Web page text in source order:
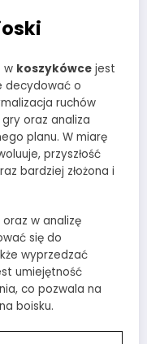
w koszykówce jest
decydować o
ruchów
oraz analiza
planu. W miarę
przyszłość
bardziej złożona i
w analizę
się do
wyprzedzać
umiejętność
co pozwala na
boisku.